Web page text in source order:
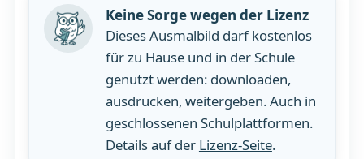
Keine Sorge wegen der Lizenz
Dieses Ausmalbild darf kostenlos
für zu Hause und in der Schule
genutzt werden: downloaden,
ausdrucken, weitergeben. Auch in
geschlossenen Schulplattformen.
Details auf der Lizenz-Seite.